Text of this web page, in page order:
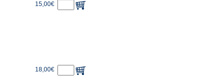
15,00€
18,00€